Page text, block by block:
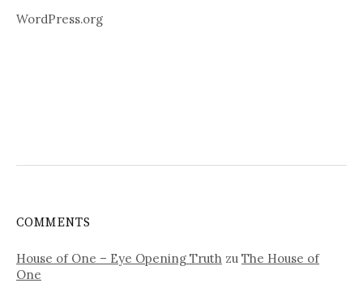
WordPress.org
COMMENTS
House of One – Eye Opening Truth zu The House of
One